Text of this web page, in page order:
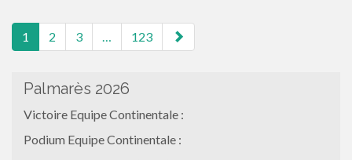
pagination
1 2 3 … 123
Palmarès 2026
Victoire Equipe Continentale :
Podium Equipe Continentale :